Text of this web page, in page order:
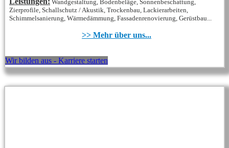
Wandgestaltung, Bodenbeläge, Sonnenbeschattung,
Zierprofile, Schallschutz / Akustik, Trockenbau, Lackierarbeiten,
Schimmelsanierung, Wärmedämmung, Fassadenrenovierung, Gerüstbau...
>> Mehr über uns...
Wir bilden aus - Karriere starten